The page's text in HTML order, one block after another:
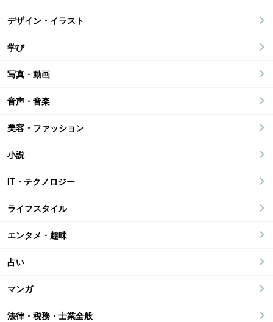
デザイン・イラスト
学び
写真・動画
音声・音楽
美容・ファッション
小説
IT・テクノロジー
ライフスタイル
エンタメ・趣味
占い
マンガ
法律・税務・士業全般